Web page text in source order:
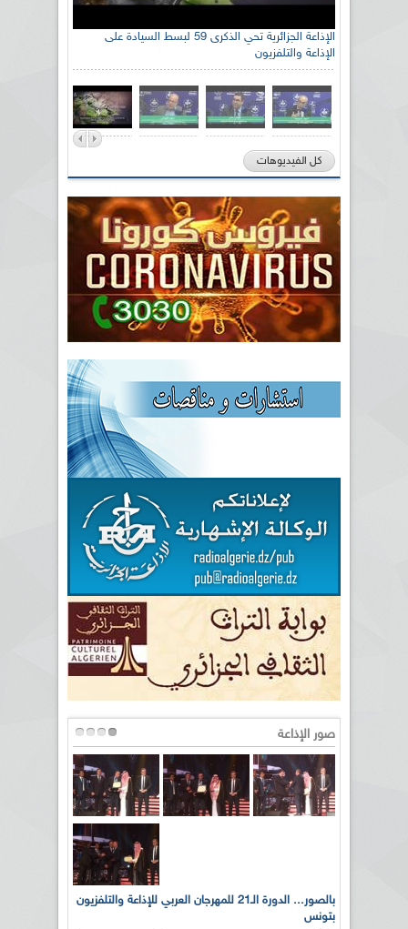
الإذاعة الجزائرية تحي الذكرى 59 لبسط السيادة على
الإذاعة والتلفزيون
كل الفيديوهات
صور الإذاعة
بالصور... الدورة الـ21 للمهرجان العربي للإذاعة والتلفزيون
بتونس